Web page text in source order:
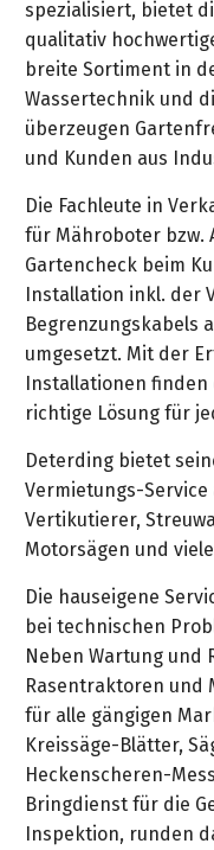
spezialisiert, bietet
qualitativ
breite Sortiment in
Wassertechnik und
überzeugen
und Kunden aus
Die Fachleute in
für Mähroboter bzw.
Gartencheck beim
Installation inkl. der
Begrenzungskabels
umgesetzt. Mit der
Installationen finden
richtige Lösung für
Deterding bietet
Vermietungs-Service
Vertikutierer,
Motorsägen und
Die hauseigene
bei technischen
Neben Wartung und
Rasentraktoren und
für alle gängigen
Kreissäge-Blätter,
Heckenscheren-
Bringdienst für die
Inspektion, runden